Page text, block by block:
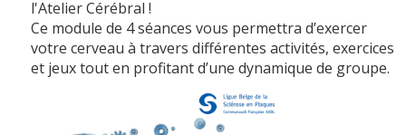
l'Atelier Cérébral !
Ce module de 4 séances vous permettra d’exercer
votre cerveau à travers différentes activités, exercices
et jeux tout en profitant d’une dynamique de groupe.